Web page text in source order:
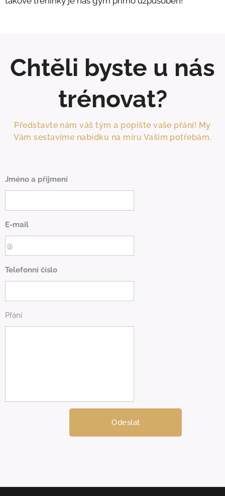
Chtěli byste u nás
trénovat?
Představte nám váš tým a popište vaše přání! My
Vám sestavíme nabídku na míru Vašim potřebám.
Jméno a příjmení
E-mail
Telefonní číslo
Přání
Odeslat